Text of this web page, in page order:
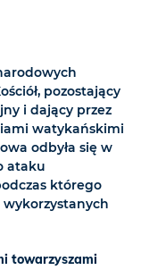
pozostający
i dający przez
watykańskimi
odbyła się w
ataku
którego
wykorzystanych
towarzyszami